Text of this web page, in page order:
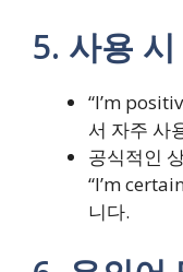
5. 사용
“I’m
서 자주 사
공식적인
“I’m
니다.